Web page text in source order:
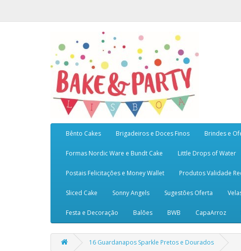
Bênto Cakes Brigadeiros e Doces Finos Brindes e
Formas Nordic Ware e Bundt Cake Little Drops of Water
Postais Felicitações e Money Wallet Produtos Validade
Sliced Cake Sonny Angels Sugestões Oferta
Festa e Decoração Balões BWB CapaArroz
16 Guardanapos Sparkle Pretos e Dourados